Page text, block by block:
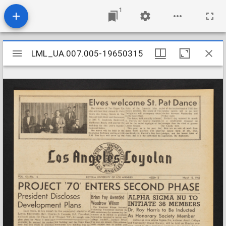
1
Mirador
viewer
LML_UA.007.005-19650315
LML_UA.007.005-19650315